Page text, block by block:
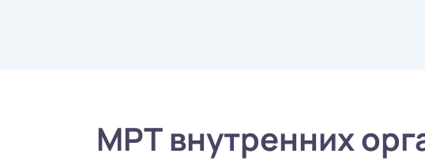
МРТ внутренних